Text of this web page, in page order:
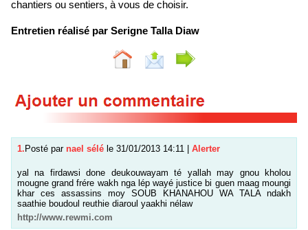
chantiers ou sentiers, à vous de choisir.
Entretien réalisé par Serigne Talla Diaw
1. Posté par nael sélé le 31/01/2013 14:11 Alerter
yal na firdawsi done deukouwayam té yallah may gnou kholou
mougne grand frére wakh nga lép wayé justice bi guen maag moungi
khar ces assassins moy SOUB KHANAHOU WA TALA ndakh
saathie boudoul reuthie diaroul yaakhi nélaw
http://www.rewmi.com